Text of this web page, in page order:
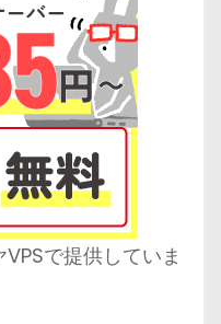
で提供していま